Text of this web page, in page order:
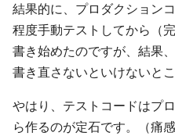
結果的に、プロダクション
程度手動テストしてから（
書き始めたのですが、結果
書き直さないといけないと
やはり、テストコードはプ
ら作るのが定石です。（痛感